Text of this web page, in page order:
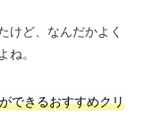
けど、なんだかよく
ね。
できるおすすめクリ